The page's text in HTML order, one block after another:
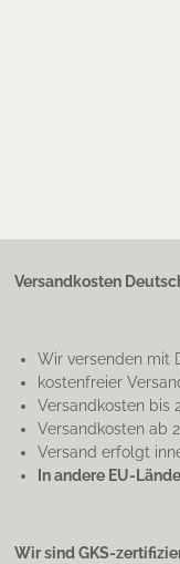
Versandkosten
Wir versenden mit
kostenfreier
Versandkosten bis
Versandkosten ab
Versand erfolgt
In andere EU-
Wir sind GKS-